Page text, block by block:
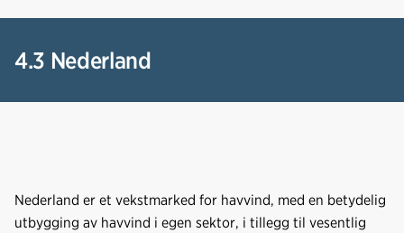
4.3 Nederland
Nederland er et vekstmarked for havvind, med en betydelig
utbygging av havvind i egen sektor, i tillegg til vesentlig